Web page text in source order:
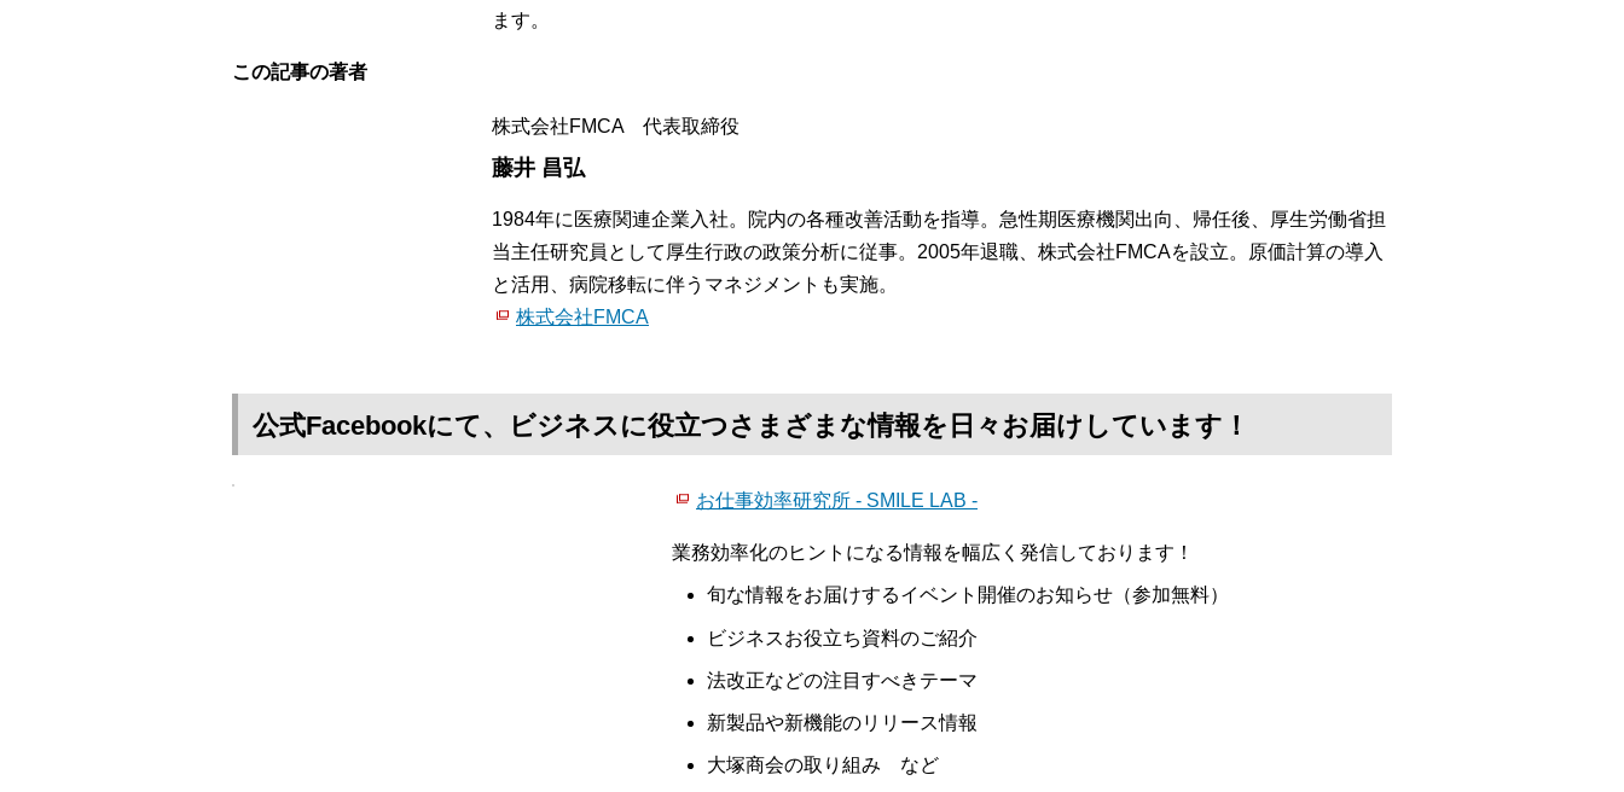
ます。
この記事の著者
株式会社FMCA 代表取締役
藤井 昌弘
1984年に医療関連企業入社。院内の各種改善活動を指導。急性期医療機関出向、帰任後、厚生労働省担
当主任研究員として厚生行政の政策分析に従事。2005年退職、株式会社FMCAを設立。原価計算の導入
と活用、病院移転に伴うマネジメントも実施。
株式会社FMCA
公式Facebookにて、ビジネスに役立つさまざまな情報を日々お届けしています！
お仕事効率研究所 - SMILE LAB -
業務効率化のヒントになる情報を幅広く発信しております！
旬な情報をお届けするイベント開催のお知らせ（参加無料）
ビジネスお役立ち資料のご紹介
法改正などの注目すべきテーマ
新製品や新機能のリリース情報
大塚商会の取り組み など